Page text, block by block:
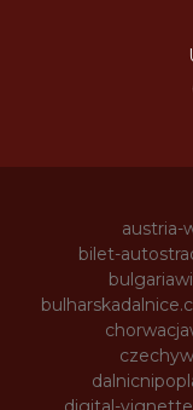
austria-
bilet-